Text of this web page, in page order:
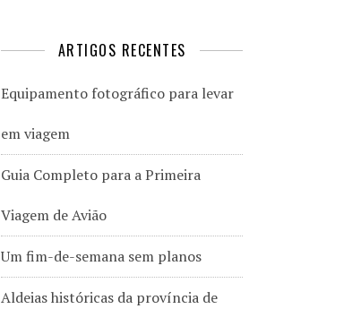
ARTIGOS RECENTES
Equipamento fotográfico para levar
em viagem
Guia Completo para a Primeira
Viagem de Avião
Um fim-de-semana sem planos
Aldeias históricas da província de